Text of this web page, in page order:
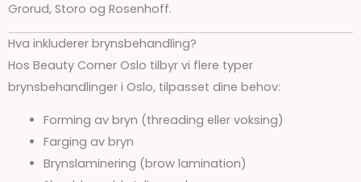
Grorud, Storo og Rosenhoff.
Hva inkluderer brynsbehandling?
Hos Beauty Corner Oslo tilbyr vi flere typer
brynsbehandlinger i Oslo, tilpasset dine behov:
Forming av bryn (threading eller voksing)
Farging av bryn
Brynslaminering (brow lamination)